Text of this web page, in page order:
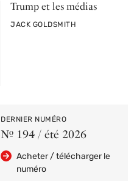
Trump et les médias
PAR
JACK GOLDSMITH
DERNIER NUMÉRO
Nº 194 / été 2026
Acheter / télécharger le
numéro